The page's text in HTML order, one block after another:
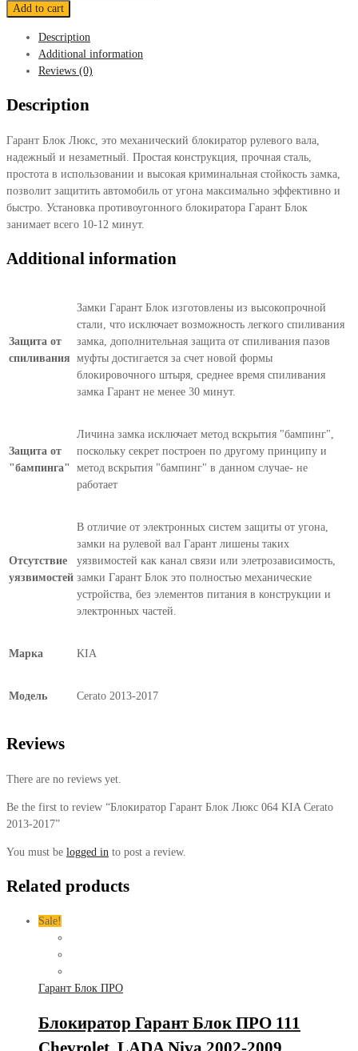
Гарант
Люкс
2013-
quantity
Add to cart
Description
Additional information
Reviews (0)
Description
Гарант Блок Люкс, это механический блокиратор рулевого вала,
надежный и незаметный. Простая конструкция, прочная сталь,
простота в использовании и высокая криминальная стойкость замка,
позволит защитить автомобиль от угона максимально эффективно и
быстро. Установка противоугонного блокиратора Гарант Блок
занимает всего 10-12 минут.
Additional information
Защита от
спиливания
Замки Гарант Блок изготовлены из высокопрочной
стали, что исключает возможность легкого спиливания
замка, дополнительная защита от спиливания пазов
муфты достигается за счет новой формы
блокировочного штыря, среднее время спиливания
замка Гарант не менее 30 минут.
Защита от
"бампинга"
Личина замка исключает метод вскрытия "бампинг",
поскольку секрет построен по другому принципу и
метод вскрытия "бампинг" в данном случае- не
работает
Отсутствие
уязвимостей
В отличие от электронных систем защиты от угона,
замки на рулевой вал Гарант лишены таких
уязвимостей как канал связи или элетрозависимость,
замки Гарант Блок это полностью механические
устройства, без элементов питания в конструкции и
электронных частей.
Марка KIA
Модель Cerato 2013-2017
Reviews
There are no reviews yet.
Be the first to review “Блокиратор Гарант Блок Люкс 064 KIA Cerato
2013-2017”
You must be logged in to post a review.
Related products
Sale!
Гарант Блок ПРО
Блокиратор Гарант Блок ПРО 111